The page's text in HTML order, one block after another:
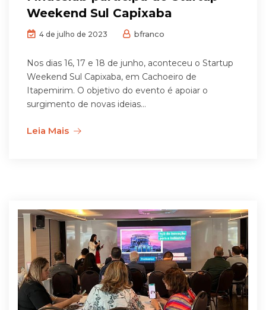
Weekend Sul Capixaba
4 de julho de 2023 bfranco
Nos dias 16, 17 e 18 de junho, aconteceu o Startup
Weekend Sul Capixaba, em Cachoeiro de
Itapemirim. O objetivo do evento é apoiar o
surgimento de novas ideias...
Leia Mais